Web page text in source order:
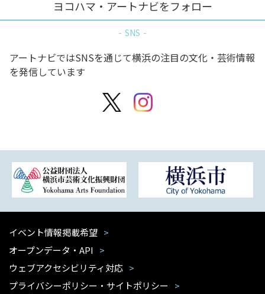
ヨコハマ・アートナビをフォロー
SNS
アートナビではSNSを通じて横浜の注目の文化・芸術情報
を発信しています
イベント情報掲載希望
オープンデータ・API
ウェブアクセシビリティ対応
プライバシーポリシー・サイトポリシー